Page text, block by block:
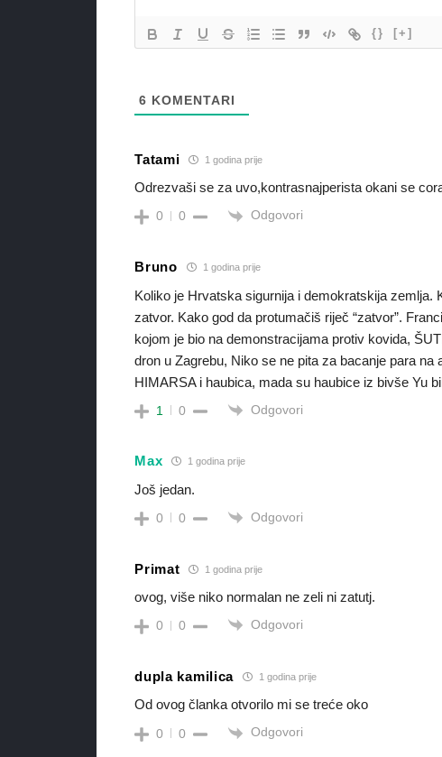
{} [+]
6 KOMENTARI
Tatami 1 godina prije
Odrezvaši se za uvo,kontrasnajperista okani se
0 0 Odgovori
Bruno 1 godina prije
Koliko je Hrvatska sigurnija i demokratskija zemlja.
zatvor. Kako god da protumačiš riječ “zatvor”.
kojom je bio na demonstracijama protiv kovida,
dron u Zagrebu, Niko se ne pita za bacanje para
HIMARSA i haubica, mada su haubice iz bivše Yu
1 0 Odgovori
Max 1 godina prije
Još jedan.
0 0 Odgovori
Primat 1 godina prije
ovog, više niko normalan ne zeli ni zatutj.
0 0 Odgovori
dupla kamilica 1 godina prije
Od ovog članka otvorilo mi se treće oko
0 0 Odgovori